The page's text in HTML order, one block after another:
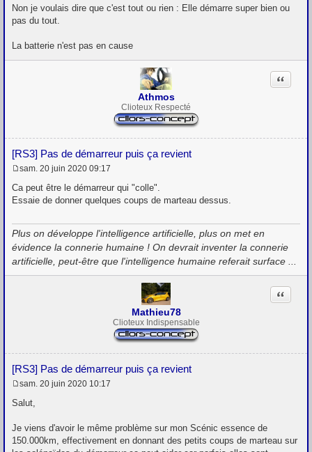
e
s
g
Non je voulais dire que c'est tout ou rien : Elle démarre super bien ou
pas du tout.
La batterie n'est pas en cause
Athmos
Clioteux Respecté
[RS3] Pas de démarreur puis ça revient
Citation
e
s
g
e
sam. 20 juin 2020 09:17
Ca peut être le démarreur qui "colle".
Essaie de donner quelques coups de marteau dessus.
Plus on développe l'intelligence artificielle, plus on met en
évidence la connerie humaine ! On devrait inventer la connerie
artificielle, peut-être que l'intelligence humaine referait surface ...
Mathieu78
Clioteux Indispensable
[RS3] Pas de démarreur puis ça revient
Citation
e
a
g
e
sam. 20 juin 2020 10:17
Salut,
Je viens d'avoir le même problème sur mon Scénic essence de
150.000km, effectivement en donnant des petits coups de marteau sur